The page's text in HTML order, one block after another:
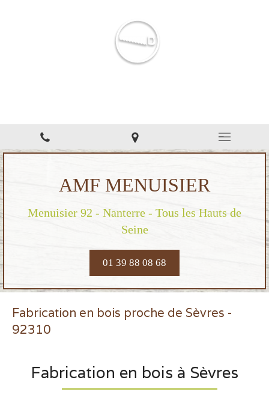
AMF MENUISIER
Menuisier 92 - Nanterre - Tous les Hauts de
Seine
01 39 88 08 68
Fabrication en bois proche de Sèvres -
92310
Fabrication en bois à Sèvres